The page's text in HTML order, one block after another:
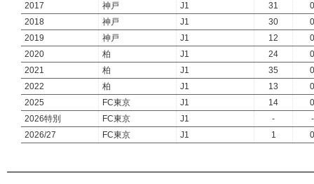
2017
神戸 J1 31
0
2018
神戸 J1 30
0
2019
神戸 J1 12
0
2020
柏 J1 24
0
2021
柏 J1 35
0
2022
柏 J1 13
0
2025
FC東京 J1 14
0
2026特別
FC東京 J1 -
-
2026/27
FC東京 J1 1 0